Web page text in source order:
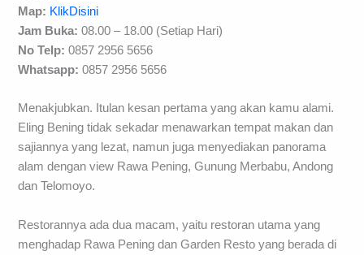
Map: KlikDisini
Jam Buka: 08.00 – 18.00 (Setiap Hari)
No Telp: 0857 2956 5656
Whatsapp: 0857 2956 5656
Menakjubkan. Itulan kesan pertama yang akan kamu alami.
Eling Bening tidak sekadar menawarkan tempat makan dan
sajiannya yang lezat, namun juga menyediakan panorama
alam dengan view Rawa Pening, Gunung Merbabu, Andong
dan Telomoyo.
Restorannya ada dua macam, yaitu restoran utama yang
menghadap Rawa Pening dan Garden Resto yang berada di